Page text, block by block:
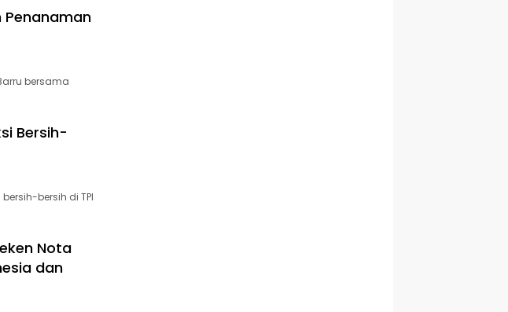
Penanaman
bersama
Bersih-
bersih di TPI
Nota
dan